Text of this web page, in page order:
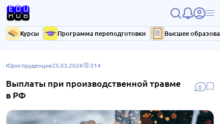
Курсы Программа переподготовки Высшее
0
Юриспруденция25.03.2024 214
Выплаты при производственной травме
в РФ